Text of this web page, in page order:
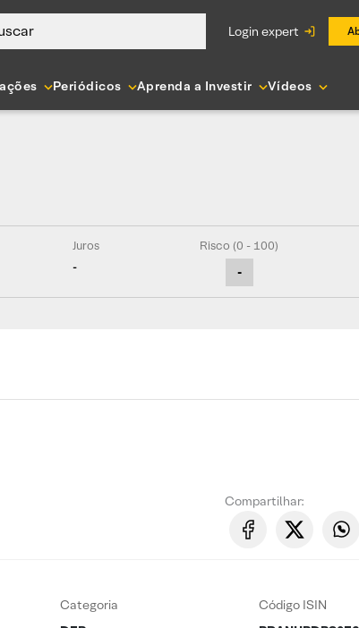
login expert
Periódicos Aprenda a Investir Vídeos
Juros
-
Risco (0 - 100)
-
Compartilhar:
Categoria
Código ISIN